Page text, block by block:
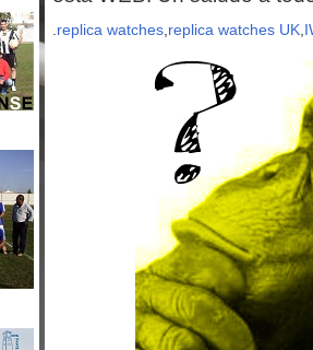
replica watches replica watches UK